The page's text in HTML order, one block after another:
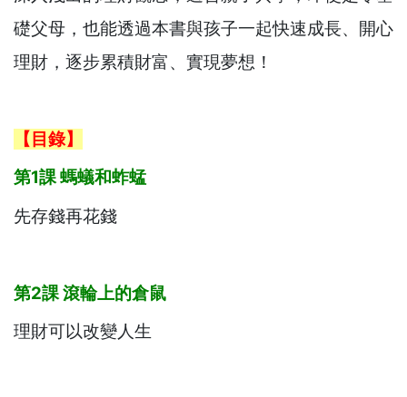
礎父母，也能透過本書與孩子一起快速成長、開心
理財，逐步累積財富、實現夢想！
【目錄】
第1課螞蟻和蚱蜢
先存錢再花錢
第2課滾輪上的倉鼠
理財可以改變人生